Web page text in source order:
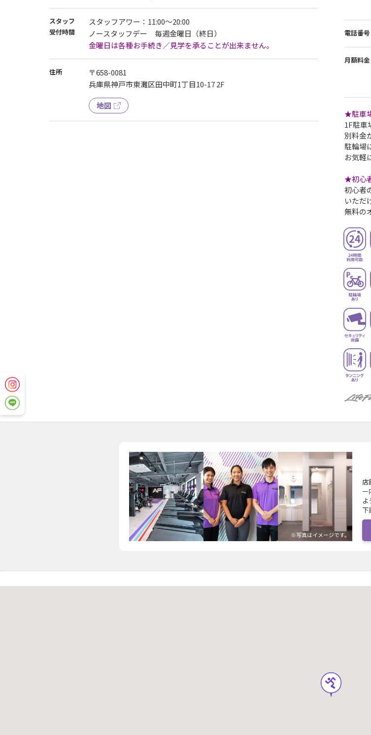
ノースタッフデーも、みなさまに快適に施設をご利用いただけるよう清掃は行っておりま
会員様は通常通り24時間施設をご利用いただけます。
※ハイスクールパスの方はご利用いただけません。
スタッフ
受付時間
スタッフアワー：11:00～20:00
ノースタッフデー 毎週金曜日（終日）
金曜日は各種お手続き／見学を承ることが出来ません。
住所
〒658-0081
兵庫県神戸市東灘区田中町1丁目10-17 2F
地図
電話番号
月額料金
★駐車
1F駐車
別料金
駐輪場
お気軽
★初心
初心者
いただ
無料の
※写真はイメージです。
店
ー
よ
下